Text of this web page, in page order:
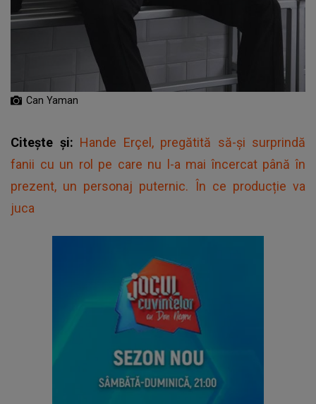
Can Yaman
Citește și: Hande Erçel, pregătită să-și surprindă
fanii cu un rol pe care nu l-a mai încercat până în
prezent, un personaj puternic. În ce producție va
juca